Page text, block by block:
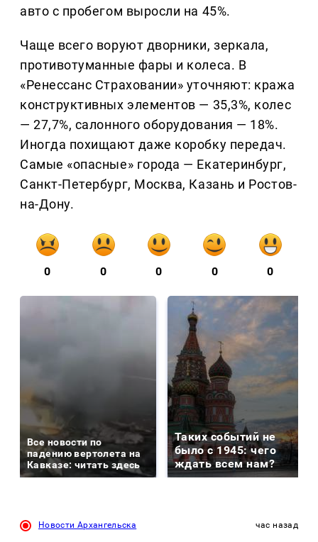
авто с пробегом выросли на 45%.
Чаще всего воруют дворники, зеркала,
противотуманные фары и колеса. В
«Ренессанс Страховании» уточняют: кража
конструктивных элементов — 35,3%, колес
— 27,7%, салонного оборудования — 18%.
Иногда похищают даже коробку передач.
Самые «опасные» города — Екатеринбург,
Санкт-Петербург, Москва, Казань и Ростов-
на-Дону.
0 0 0 0 0
Все новости по
падению вертолета на
Кавказе: читать здесь
Таких событий не
было с 1945: чего
ждать всем нам?
Новости Архангельска час назад